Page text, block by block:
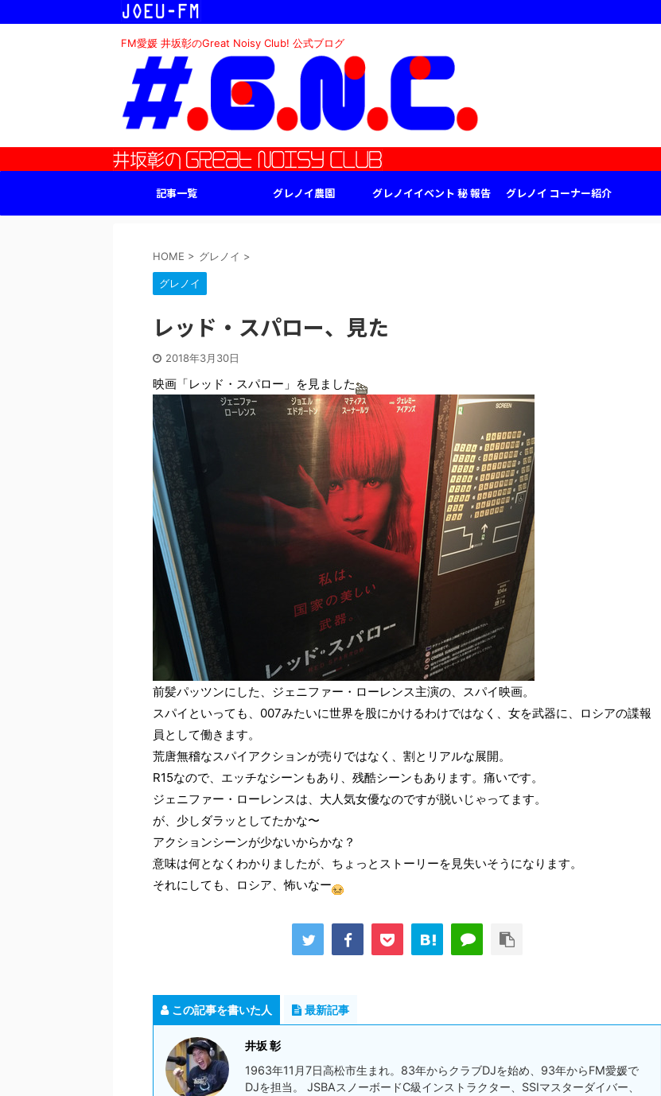
FM愛媛 井坂彰のGreat Noisy Club! 公式ブログ
記事一覧 グレノイ農園 グレノイイベント 秘 報告 グレノイ コーナー紹介
HOME > グレノイ >
グレノイ
レッド・スパロー、見た
2018年3月30日
映画「レッド・スパロー」を見ました
前髪パッツンにした、ジェニファー・ローレンス主演の、スパイ映画。
スパイといっても、007みたいに世界を股にかけるわけではなく、女を武器に、ロシアの諜報
員として働きます。
荒唐無稽なスパイアクションが売りではなく、割とリアルな展開。
R15なので、エッチなシーンもあり、残酷シーンもあります。痛いです。
ジェニファー・ローレンスは、大人気女優なのですが脱いじゃってます。
が、少しダラッとしてたかな〜
アクションシーンが少ないからかな？
意味は何となくわかりましたが、ちょっとストーリーを見失いそうになります。
それにしても、ロシア、怖いなー
この記事を書いた人 最新記事
井坂 彰
1963年11月7日高松市生まれ。83年からクラブDJを始め、93年からFM愛媛で
DJを担当。 JSBAスノーボードC級インストラクター、SSIマスターダイバー、